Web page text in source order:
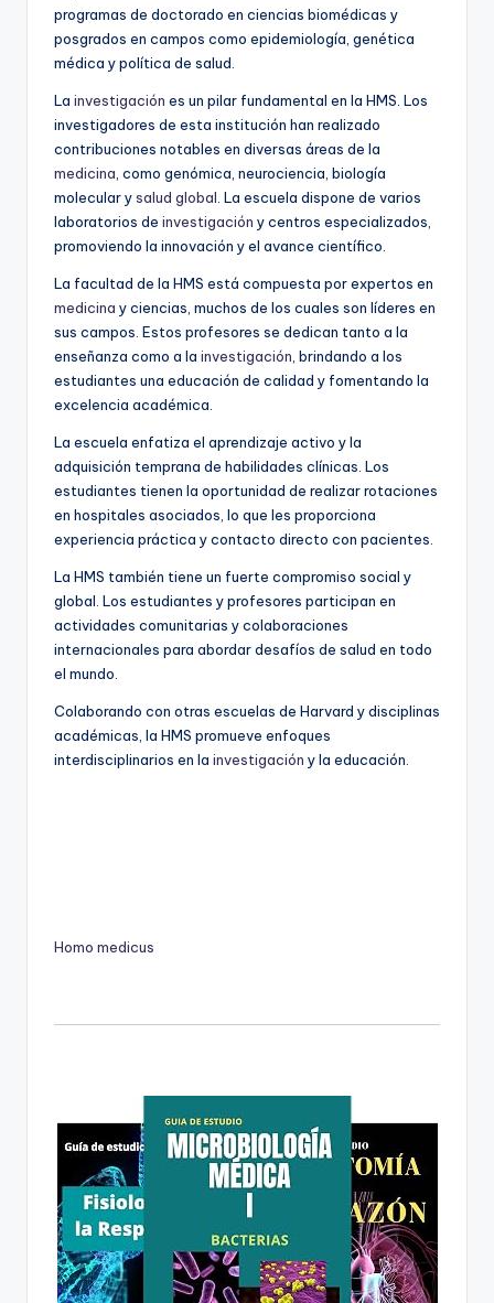
programas de doctorado en ciencias biomédicas y
posgrados en campos como epidemiología, genética
médica y política de salud.
La investigación es un pilar fundamental en la HMS. Los
investigadores de esta institución han realizado
contribuciones notables en diversas áreas de la
medicina , como genómica, neurociencia, biología
molecular ysalud global . La escuela dispone de varios
laboratorios de investigación y centros especializados,
promoviendo la innovación y el avance científico.
La facultad de la HMS está compuesta por expertos en
medicina y ciencias, muchos de los cuales son líderes en
sus campos. Estos profesores se dedican tanto a la
enseñanza como a la investigación , brindando a los
estudiantes una educación de calidad y fomentando la
excelencia académica.
La escuela enfatiza el aprendizaje activo y la
adquisición temprana de habilidades clínicas. Los
estudiantes tienen la oportunidad de realizar rotaciones
en hospitales asociados, lo que les proporciona
experiencia práctica y contacto directo con pacientes.
La HMS también tiene un fuerte compromiso social y
global. Los estudiantes y profesores participan en
actividades comunitarias y colaboraciones
internacionales para abordar desafíos de salud en todo
el mundo.
Colaborando con otras escuelas de Harvard y disciplinas
académicas, la HMS promueve enfoques
interdisciplinarios en la investigación y la educación.
Homo medicus